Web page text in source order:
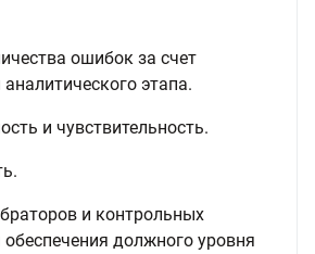
ошибок за счет
этапа.
и чувствительность.
и контрольных
должного уровня